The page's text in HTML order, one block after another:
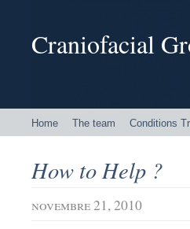
Craniofacial
Home The team Conditions
How to Help ?
novembre 21, 2010